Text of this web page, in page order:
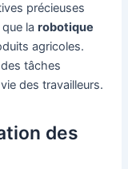
précieuses
que larobotique
agricoles.
tâches
des travailleurs.
des